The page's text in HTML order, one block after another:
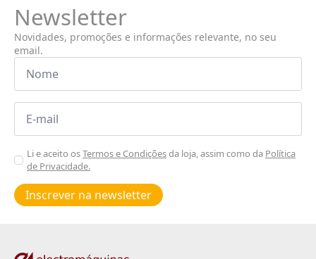
Newsletter
Novidades, promoções e informações relevante, no seu
email.
Nome
Email
Aceitar
Poiticas
de
privacidade
Li e aceito osTermos e Condiçõesda loja, assim como da Política
de Privacidade.
Inscrever na newsletter